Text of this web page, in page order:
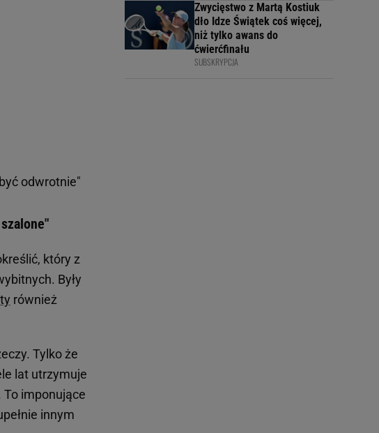
odwrotnie"
który z
Były
również
Tylko że
lat utrzymuje
imponujące
innym
Zwycięstwo z Martą Kostiuk
dło Idze Świątek coś więcej,
niż tylko awans do
ćwierćfinału
SUBSKRYPCJA